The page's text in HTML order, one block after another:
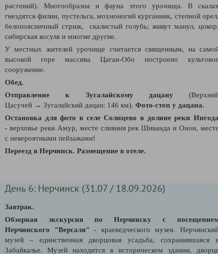
растений). Многообразна и фауна этого урочища. В
гнездятся филин, пустельга, мохноногий курганник, степной
белопоясничный стриж, скалистый голубь; живут манул,
сибирская косуля и многие другие.
У местных жителей урочище считается священным, на
высокой горе массива Цаган-Обо построено
сооружение.
Обед.
Отправление к Зугалайскому дацану(
Цасучей → Зугалайский дацан: 146 км). Фото-стоп у дацана.
Остановка для фото в селе Солнцево в долине реки
- верховье реки Амур, месте слияния рек Шиванда и Онон,
с невероятными пейзажами!
Переезд в Нерчинск. Размещение в отеле.
День 6: Нерчинск (31.07 / 18.09.2026)
Завтрак.
Обзорная экскурсия по Нерчинску с
Нерчинского "Версаля" - краеведческого музея.
музей – единственная дворцовая усадьба, сохранившаяся
Забайкалье. Музей находится в историческом здании,